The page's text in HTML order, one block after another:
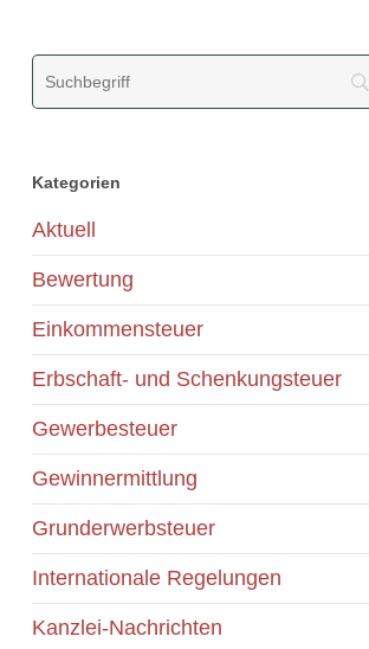
Kategorien
Aktuell
Bewertung
Einkommensteuer
Erbschaft- und Schenkungsteuer
Gewerbesteuer
Gewinnermittlung
Grunderwerbsteuer
Internationale Regelungen
Kanzlei-Nachrichten